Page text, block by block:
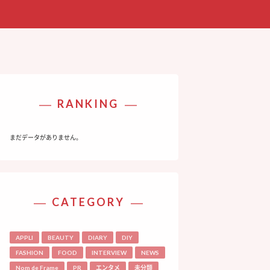
RANKING
まだデータがありません。
CATEGORY
APPLI BEAUTY DIARY DIY
FASHION FOOD INTERVIEW NEWS
Nom de Frame PR エンタメ 未分類